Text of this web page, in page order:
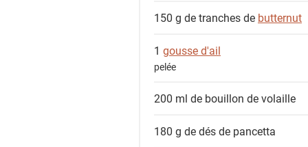
150 g de tranches de butternut
1 gousse d'ail
pelée
200 ml de bouillon de volaille
180 g de dés de pancetta